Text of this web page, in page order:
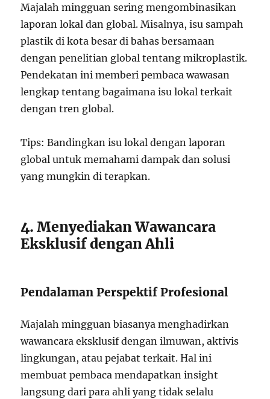
Majalah mingguan sering mengombinasikan
laporan lokal dan global. Misalnya, isu sampah
plastik di kota besar di bahas bersamaan
dengan penelitian global tentang mikroplastik.
Pendekatan ini memberi pembaca wawasan
lengkap tentang bagaimana isu lokal terkait
dengan tren global.
Tips: Bandingkan isu lokal dengan laporan
global untuk memahami dampak dan solusi
yang mungkin di terapkan.
4. Menyediakan Wawancara
Eksklusif dengan Ahli
Pendalaman Perspektif Profesional
Majalah mingguan biasanya menghadirkan
wawancara eksklusif dengan ilmuwan, aktivis
lingkungan, atau pejabat terkait. Hal ini
membuat pembaca mendapatkan insight
langsung dari para ahli yang tidak selalu